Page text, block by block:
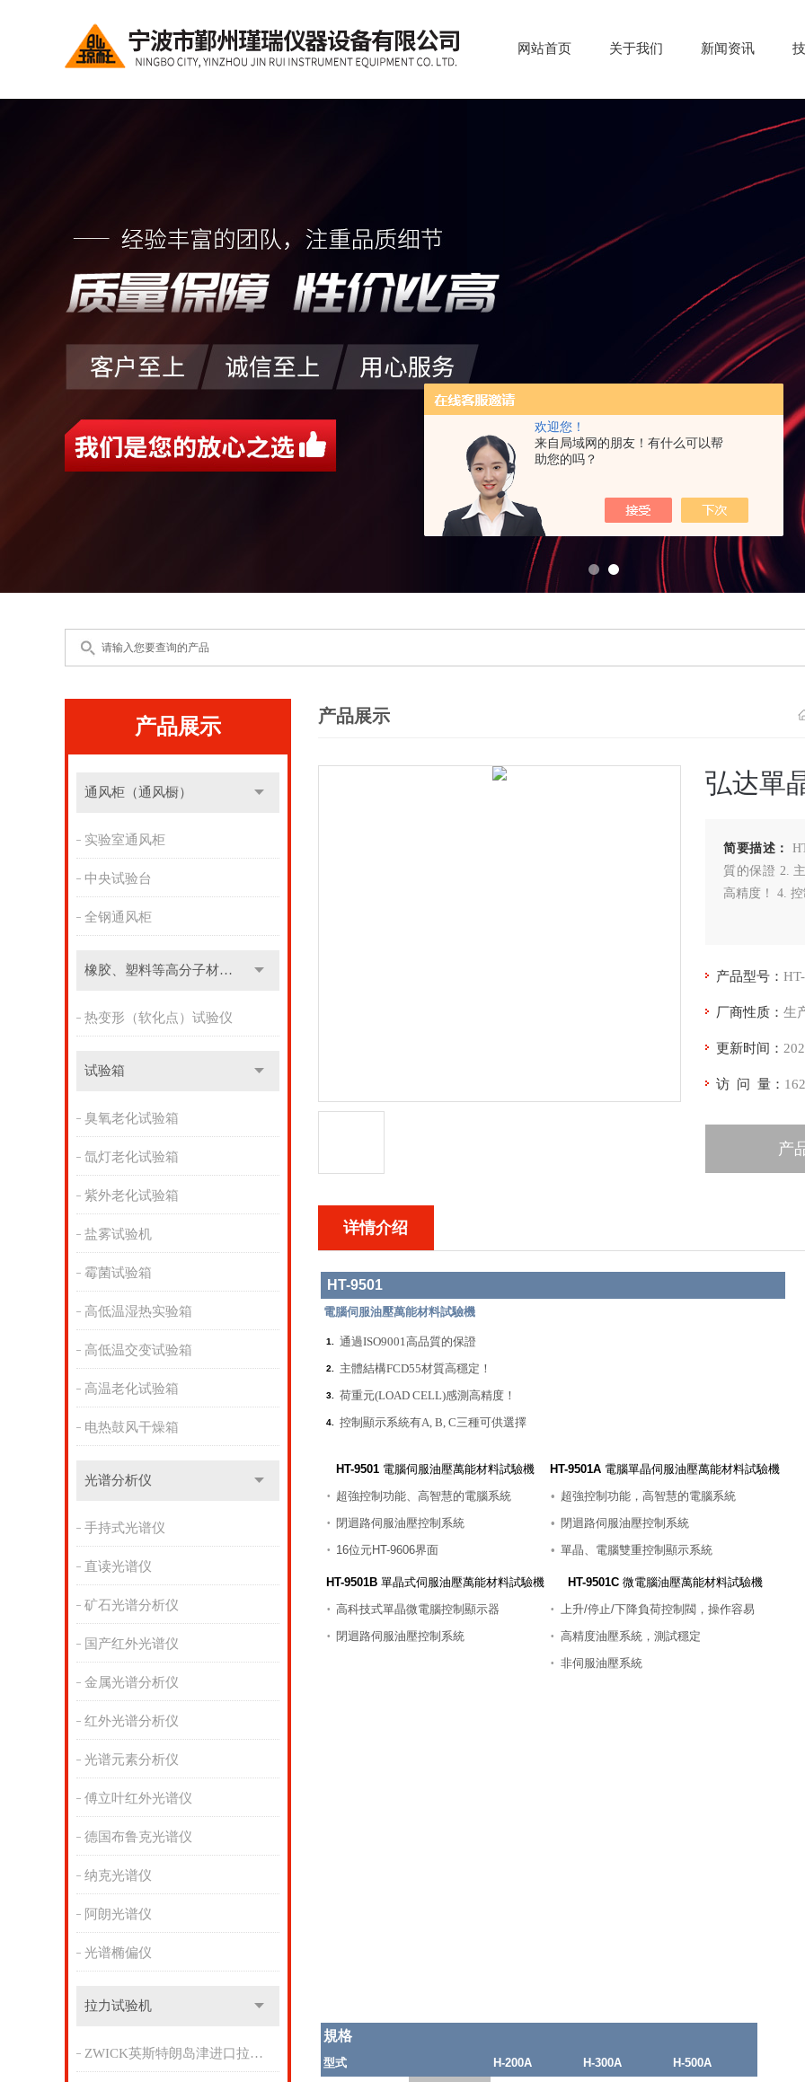
欢迎您！
来自局域网的朋友！有什么可以帮
助您的吗？
网站首页 关于我们 新闻资讯
产品展示
通风柜（通风橱）
实验室通风柜
中央试验台
全钢通风柜
橡胶、塑料等高分子材料实验设备
热变形（软化点）试验仪
试验箱
臭氧老化试验箱
氙灯老化试验箱
紫外老化试验箱
盐雾试验机
霉菌试验箱
高低温湿热实验箱
高低温交变试验箱
高温老化试验箱
电热鼓风干燥箱
光谱分析仪
手持式光谱仪
直读光谱仪
矿石光谱分析仪
国产红外光谱仪
金属光谱分析仪
红外光谱分析仪
光谱元素分析仪
傅立叶红外光谱仪
德国布鲁克光谱仪
纳克光谱仪
阿朗光谱仪
光谱椭偏仪
拉力试验机
ZWICK英斯特朗岛津进口拉力机
产品展示
弘达單
简要描述：
質的保證 2.
高精度！ 4.
产品型号：
厂商性质：生
更新时间：
访 问 量：
产
详情介绍
HT-9501
電腦伺服油壓萬能材料試驗機
1. 通過ISO9001高品質的保證
2. 主體結構FCD55材質高穩定！
3. 荷重元(LOAD CELL)感測高精度！
4. 控制顯示系統有A, B, C三種可供選擇
HT-9501 電腦伺服油壓萬能材料試驗機 HT-9501A 電腦單晶伺服油壓萬能材料試驗機
• 超強控制功能、高智慧的電腦系統 • 超強控制功能，高智慧的電腦系統
• 閉迴路伺服油壓控制系統 • 閉迴路伺服油壓控制系統
• 16位元HT-9606界面 • 單晶、電腦雙重控制顯示系統
HT-9501B 單晶式伺服油壓萬能材料試驗機 HT-9501C微電腦油壓萬能材料試驗機
• 高科技式單晶微電腦控制顯示器 • 上升/停止/下降負荷控制閥，操作容易
• 閉迴路伺服油壓控制系統 • 高精度油壓系統，測試穩定
• 非伺服油壓系統
規格
型式 H-200A H-300A H-500A